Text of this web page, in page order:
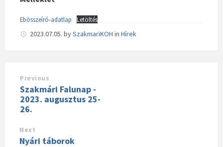
Ebösszeíró-adatlap Letöltés
2023.07.05. bySzakmariKOH in Hírek
Previous
Szakmári Falunap -
2023. augusztus 25-
26.
Next
Nyári táborok